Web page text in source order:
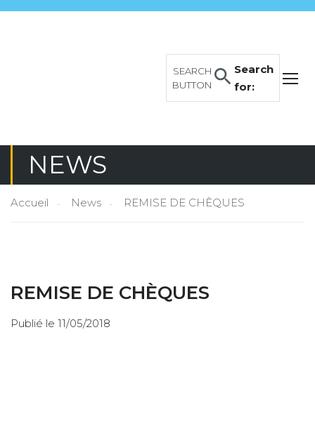
Search
for:
SEARCH
BUTTON
NEWS
Accueil News REMISE DE CHÈQUES
REMISE DE CHÈQUES
Publié le 11/05/2018